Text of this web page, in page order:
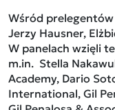
Wśród
Jerzy Hausner,
W panelach wzięli
m.in. Stella
Academy, Dario
International, Gil